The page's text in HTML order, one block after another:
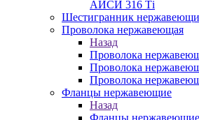
АИСИ 316 Тi
Шестигранник
Проволока нержавеющая
Назад
Проволока
Проволока
Проволока
Фланцы нержавеющие
Назад
Фланцы нержавеющие